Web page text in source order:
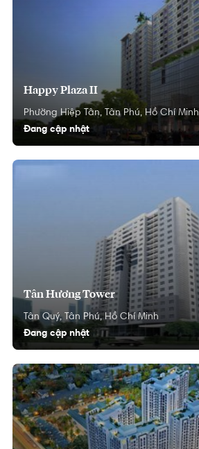
Happy Plaza II
Phường Hiệp Tân, Tân Phú, Hồ Chí Minh
Đang cập nhật
Tân Hương Tower
Tân Quý, Tân Phú, Hồ Chí Minh
Đang cập nhật